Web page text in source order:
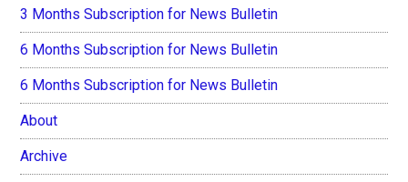
3 Months Subscription for News Bulletin
6 Months Subscription for News Bulletin
6 Months Subscription for News Bulletin
About
Archive